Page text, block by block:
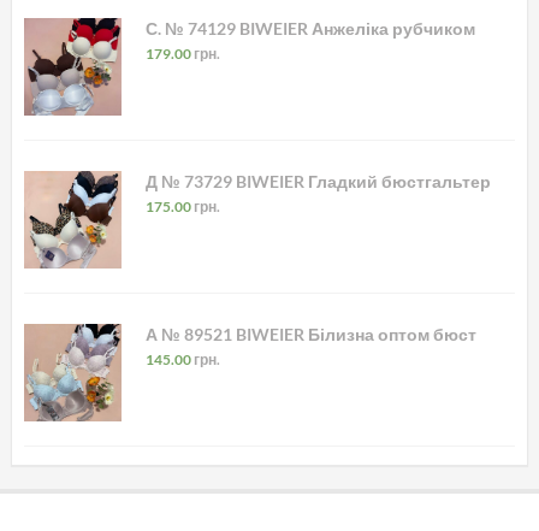
С. № 74129 BIWEIER Анжеліка рубчиком
179.00 грн.
Д № 73729 BIWEIER Гладкий бюстгальтер
175.00 грн.
А № 89521 BIWEIER Білизна оптом бюст
145.00 грн.